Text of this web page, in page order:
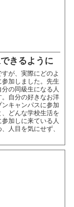
きるように
が、実際にどのよ
加しました。先生
の同級生になる人
自分の好きなお洋
キャンパスに参加
どんな学校生活を
加しに来ている人
人目を気にせず、